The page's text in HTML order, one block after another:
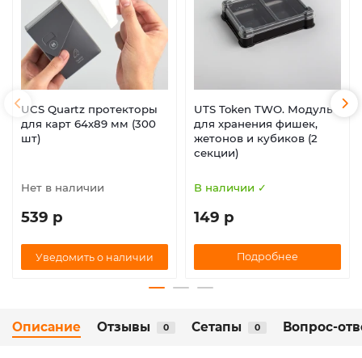
UCS Quartz протекторы
для карт 64х89 мм (300
шт)
Нет в наличии
539 р
Уведомить о наличии
UTS Token TWO. Модуль
для хранения фишек,
жетонов и кубиков (2
секции)
В наличии ✓
149 р
Подробнее
Описание Отзывы 0 Сетапы 0 Вопрос-